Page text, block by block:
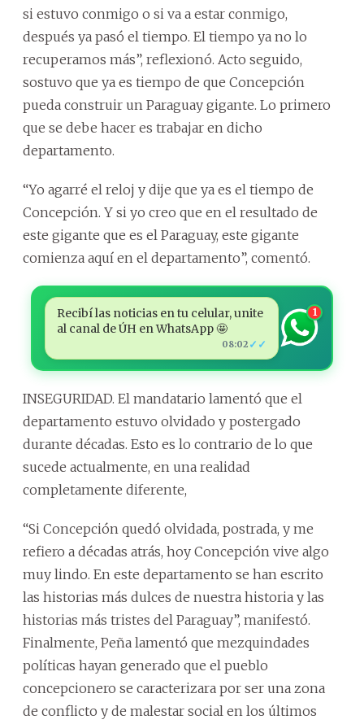
si estuvo conmigo o si va a estar conmigo,
después ya pasó el tiempo. El tiempo ya no lo
recuperamos más”, reflexionó. Acto seguido,
sostuvo que ya es tiempo de que Concepción
pueda construir un Paraguay gigante. Lo primero
que se debe hacer es trabajar en dicho
departamento.
“Yo agarré el reloj y dije que ya es el tiempo de
Concepción. Y si yo creo que en el resultado de
este gigante que es el Paraguay, este gigante
comienza aquí en el departamento”, comentó.
Recibí las noticias en tu celular, unite
al canal de ÚH en WhatsApp 🤩
08:02 ✓✓
1
INSEGURIDAD. El mandatario lamentó que el
departamento estuvo olvidado y postergado
durante décadas. Esto es lo contrario de lo que
sucede actualmente, en una realidad
completamente diferente,
“Si Concepción quedó olvidada, postrada, y me
refiero a décadas atrás, hoy Concepción vive algo
muy lindo. En este departamento se han escrito
las historias más dulces de nuestra historia y las
historias más tristes del Paraguay”, manifestó.
Finalmente, Peña lamentó que mezquindades
políticas hayan generado que el pueblo
concepcionero se caracterizara por ser una zona
de conflicto y de malestar social en los últimos